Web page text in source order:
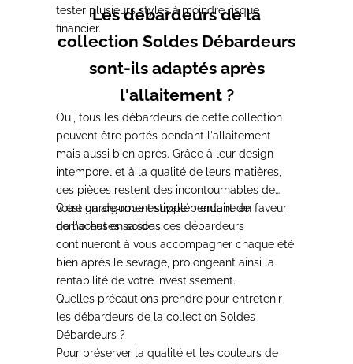
tester plusieurs styles àmoindre risque
financier.
Les débardeurs de la
collection Soldes Débardeurs
sont-ils adaptés après
l'allaitement ?
Oui, tous les débardeurs de cette collection
peuvent être portés pendant l'allaitement
mais aussi bien après. Grâce à leur design
intemporel et à la qualité de leurs matières,
ces pièces restent des incontournables de
votre garde-robeestivale pendant de
nombreuses saisons.
C'est un argument supplémentaire en faveur
de l'achat en solde : ces débardeurs
continueront à vous accompagner chaque été
bien après le sevrage, prolongeant ainsi la
rentabilité de votre investissement.
Quelles précautions prendre pour entretenir
les débardeurs de la collection Soldes
Débardeurs ?
Pour préserver la qualité et les couleurs de